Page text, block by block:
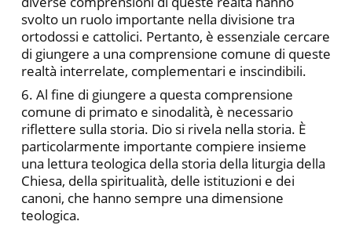
svolto un ruolo importante nella divisione tra
ortodossi e cattolici. Pertanto, è essenziale cercare
di giungere a una comprensione comune di queste
realtà interrelate, complementari e inscindibili.
6. Al fine di giungere a questa comprensione
comune di primato e sinodalità, è necessario
riflettere sulla storia. Dio si rivela nella storia. È
particolarmente importante compiere insieme
una lettura teologica della storia della liturgia della
Chiesa, della spiritualità, delle istituzioni e dei
canoni, che hanno sempre una dimensione
teologica.